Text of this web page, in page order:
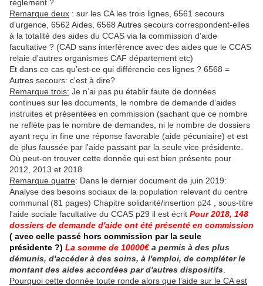
règlement ?
Remarque deux : sur les CA les trois lignes, 6561 secours
d’urgence, 6562 Aides, 6568 Autres secours correspondent-elles
à la totalité des aides du CCAS via la commission d’aide
facultative ? (CAD sans interférence avec des aides que le CCAS
relaie d’autres organismes CAF département etc)
Et dans ce cas qu’est-ce qui différencie ces lignes ? 6568 =
Autres secours: c'est à dire?
Remarque trois: Je n’ai pas pu établir faute de données
continues sur les documents, le nombre de demande d’aides
instruites et présentées en commission (sachant que ce nombre
ne reflète pas le nombre de demandes, ni le nombre de dossiers
ayant reçu in fine une réponse favorable (aide pécuniaire) et est
de plus faussée par l'aide passant par la seule vice présidente.
Où peut-on trouver cette donnée qui est bien présente pour
2012, 2013 et 2018
Remarque quatre: Dans le dernier document de juin 2019:
Analyse des besoins sociaux de la population relevant du centre
communal (81 pages) Chapitre solidarité/insertion p24 , sous-titre
l'aide sociale facultative du CCAS p29 il est écrit Pour 2018, 148
dossiers de demande d'aide ont été présenté en commission
( avec celle passé hors commission par la seule
présidente ?) La somme de 10000€a permis à des plus
démunis, d'accéder à des soins, à l'emploi, de compléter le
montant des aides accordées par d'autres dispositifs
Pourquoi cette donnée toute ronde alors que l’aide sur le CA est